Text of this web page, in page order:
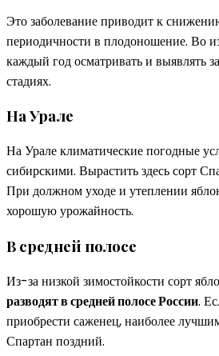
Это заболевание приводит к
периодичности в плодоношение. Во
каждый год осматривать и выявлять
стадиях.
На Урале
На Урале климатические погодные
сибирскими. Вырастить здесь сорт
При должном уходе и утеплении
хорошую урожайность.
В средней полосе
Из-за низкой зимостойкости сорт
разводят в средней полосе России.
приобрести саженец, наиболее
Спартан поздний.